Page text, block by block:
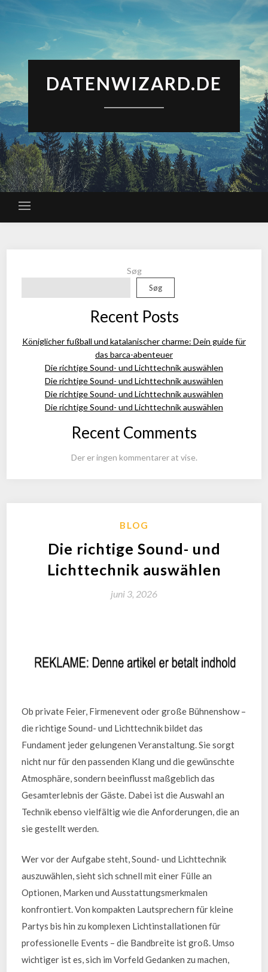
DATENWIZARD.DE
Søg
Søg
Recent Posts
Königlicher fußball und katalanischer charme: Dein guide für
das barca-abenteuer
Die richtige Sound- und Lichttechnik auswählen
Die richtige Sound- und Lichttechnik auswählen
Die richtige Sound- und Lichttechnik auswählen
Die richtige Sound- und Lichttechnik auswählen
Recent Comments
Der er ingen kommentarer at vise.
BLOG
Die richtige Sound- und
Lichttechnik auswählen
juni 3, 2026
Ob private Feier, Firmenevent oder große Bühnenshow –
die richtige Sound- und Lichttechnik bildet das
Fundament jeder gelungenen Veranstaltung. Sie sorgt
nicht nur für den passenden Klang und die gewünschte
Atmosphäre, sondern beeinflusst maßgeblich das
Gesamterlebnis der Gäste. Dabei ist die Auswahl an
Technik ebenso vielfältig wie die Anforderungen, die an
sie gestellt werden.
Wer vor der Aufgabe steht, Sound- und Lichttechnik
auszuwählen, sieht sich schnell mit einer Fülle an
Optionen, Marken und Ausstattungsmerkmalen
konfrontiert. Von kompakten Lautsprechern für kleine
Partys bis hin zu komplexen Lichtinstallationen für
professionelle Events – die Bandbreite ist groß. Umso
wichtiger ist es, sich im Vorfeld Gedanken zu machen,